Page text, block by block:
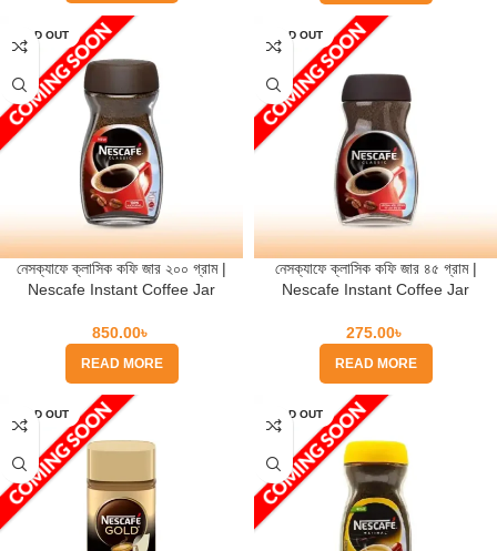
SOLD OUT
নেসক্যাফে ক্লাসিক কফি জার ২০০ গ্রাম |
Nescafe Instant Coffee Jar
850.00৳
READ MORE
SOLD OUT
নেসক্যাফে ক্লাসিক কফি জার ৪৫ গ্রাম |
Nescafe Instant Coffee Jar
275.00৳
READ MORE
SOLD OUT SOLD OUT